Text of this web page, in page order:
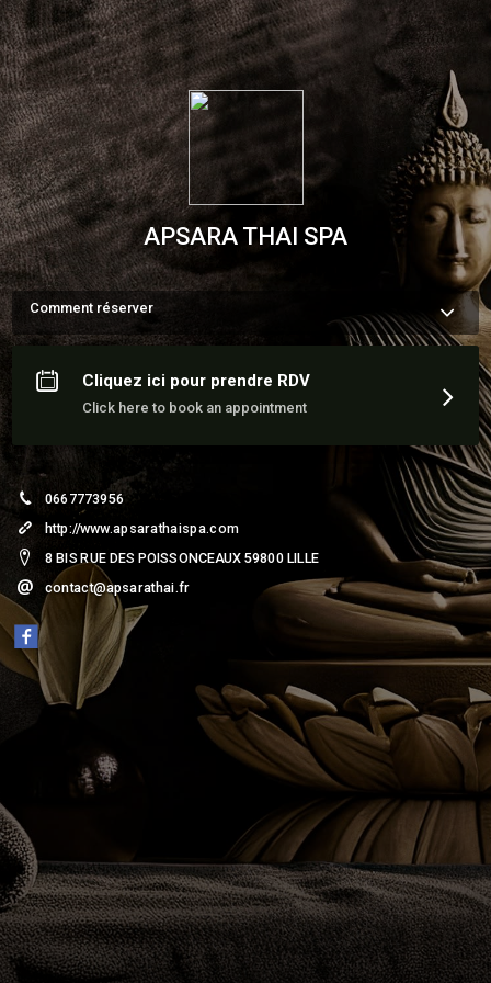
APSARA THAI SPA
Comment réserver
Sélectionnez votre soin, Choisissez le jour de votre choix. Les
plages horaires disponibles apparaitront, cliquez sur l’heure
réglez votre rendez-vous par notre paiement sécurisé pour
vous assurer votre réservation.
Si vous possédez une carte cadeau, ajoutez votre rdv dans
valider votre réservation puis valider la commande.
En savoir plus sur APSARA THAI SPA
Cliquez ici pour prendre RDV
Click here to book an appointment
0667773956
http://www.apsarathaispa.com
8 BIS RUE DES POISSONCEAUX 59800 LILLE
contact@apsarathai.fr